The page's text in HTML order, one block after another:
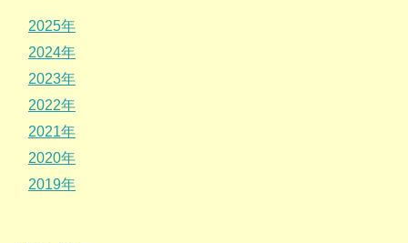
2025年
2024年
2023年
2022年
2021年
2020年
2019年